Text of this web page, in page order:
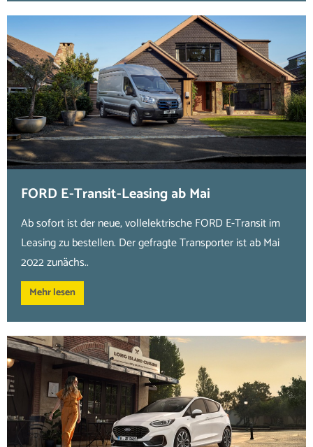
FORD E-Transit-Leasing ab Mai
Ab sofort ist der neue, vollelektrische FORD E-Transit im
Leasing zu bestellen. Der gefragte Transporter ist ab Mai
2022 zunächs..
Mehr lesen